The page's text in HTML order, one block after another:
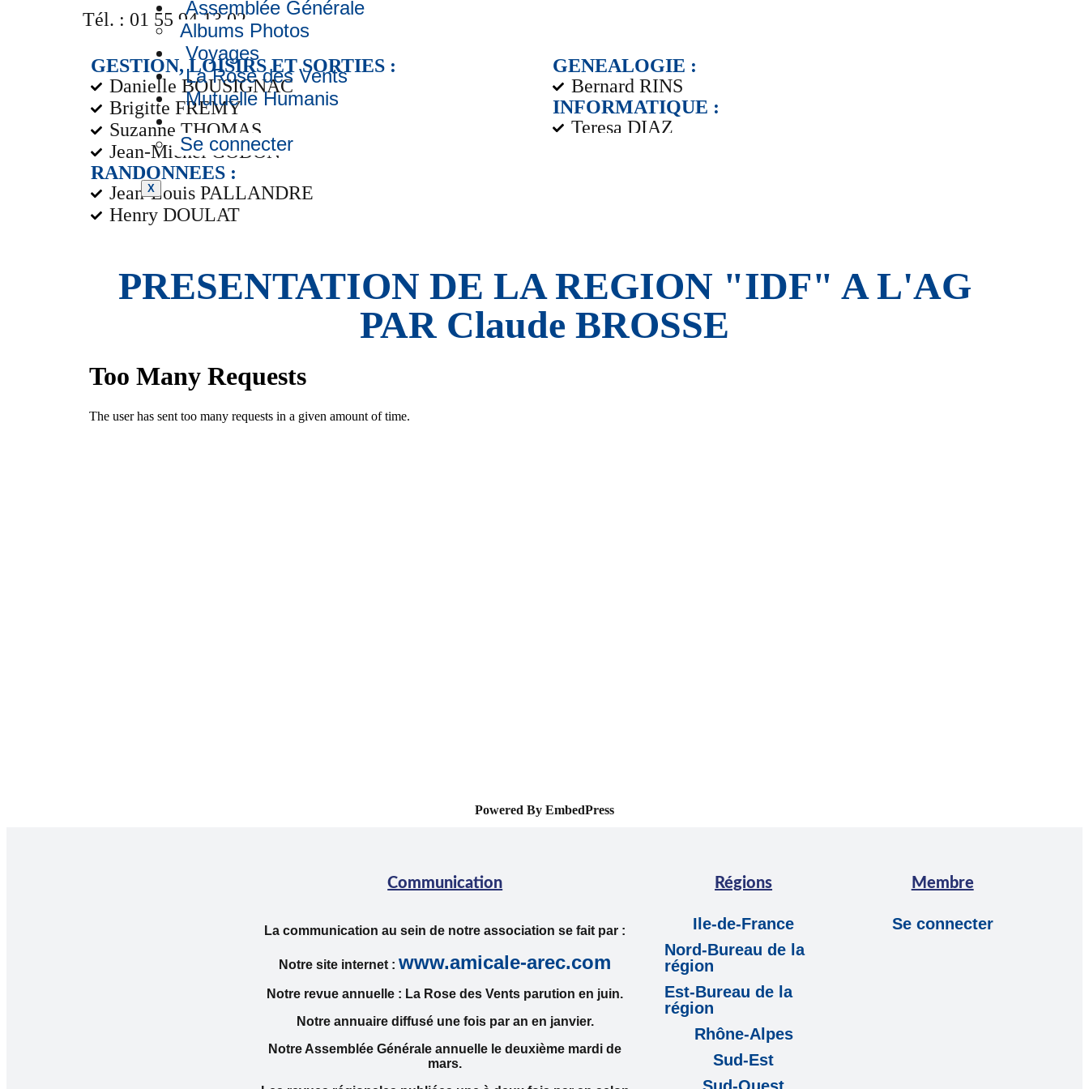
Assemblée Générale
Albums Photos
Voyages
La Rose des Vents
Mutuelle Humanis
Se connecter
X
Tél. : 01 55 94 13 02
GESTION, LOISIRS ET SORTIES :
Danielle BOUSIGNAC
Brigitte FREMY
Suzanne THOMAS
Jean-Michel GODON
RANDONNEES :
Jean-Louis PALLANDRE
Henry DOULAT
GENEALOGIE :
Bernard RINS
INFORMATIQUE :
Teresa DIAZ
PRESENTATION DE LA REGION "IDF" A L'AG
PAR Claude BROSSE
Powered By EmbedPress
Communication
La communication au sein de notre association se fait par :
Notre site internet :www.amicale-arec.com
Notre revue annuelle : La Rose des Vents parution en juin.
Notre annuaire diffusé une fois par an en janvier.
Notre Assemblée Générale annuelle le deuxième mardi de
mars.
Régions
Ile-de-France
Nord-Bureau de la
région
Est-Bureau de la
région
Rhône-Alpes
Sud-Est
Membre
Se connecter